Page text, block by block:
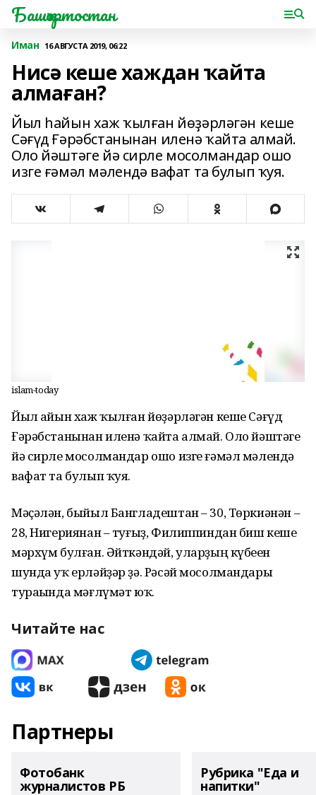
Башҡортостан
Иман 16 АВГУСТА 2019, 06:22
Нисә кеше хаждан ҡайта
алмаған?
Йыл һайын хаж ҡылған йөҙәрләгән кеше
Сәғүд Ғәрәбстанынан иленә ҡайта алмай.
Оло йәштәге йә сирле мосолмандар ошо
изге ғәмәл мәлендә вафат та булып ҡуя.
islam-today
Йыл һайын хаж ҡылған йөҙәрләгән кеше Сәғүд
Ғәрәбстанынан иленә ҡайта алмай. Оло йәштәге
йә сирле мосолмандар ошо изге ғәмәл мәлендә
вафат та булып ҡуя.
Мәҫәлән, быйыл Бангладештан – 30, Төркиәнән –
28, Нигериянан – туғыҙ, Филиппиндан биш кеше
мәрхүм булған. Әйткәндәй, уларҙың күбеһен
шунда уҡ ерләйҙәр ҙә. Рәсәй мосолмандары
тураһында мәғлүмәт юҡ.
Читайте нас
Партнеры
Фотобанк
журналистов РБ
Рубрика "Еда и
напитки"